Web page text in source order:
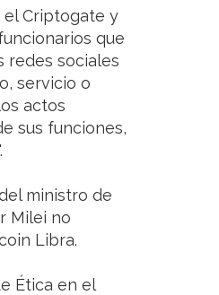
el Criptogate y
que
redes sociales
servicio o
actos
sus funciones,
ministro de
Milei no
Libra.
Ética en el